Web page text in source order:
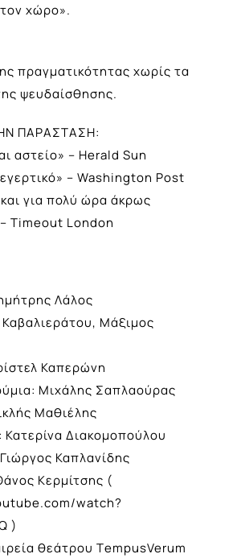
χώρο».
πραγματικότητας χωρίς τα
ψευδαίσθησης.
ΠΑΡΑΣΤΑΣΗ:
αστείο» – Herald Sun
– Washington Post
για πολύ ώρα άκρως
– Timeout London
Λάλος
Μάξιμος
Καπερώνη
Μιχάλης Σαπλαούρας
Μαθιέλης
Διακομοπούλου
Καπλανίδης
Κερμίτσης (
watch?
)
θεάτρου ΤempusVerum